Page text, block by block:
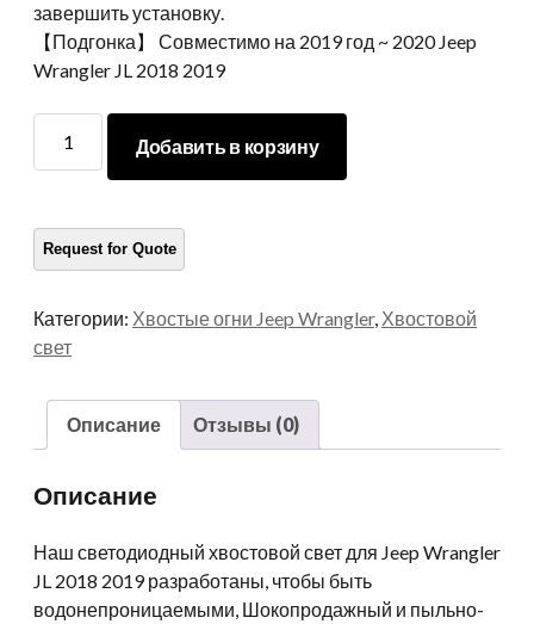
завершить установку.
【Подгонка】 Совместимо на 2019 год ~ 2020 Jeep
Wrangler JL 2018 2019
Jeep
Wrangler
2018
2019
Rubicon
Surrame
количество
Добавить в корзину
Категории: Хвостые огни Jeep Wrangler, Хвостовой
свет
Описание Отзывы (0)
Описание
Наш светодиодный хвостовой свет для Jeep Wrangler
JL 2018 2019 разработаны, чтобы быть
водонепроницаемыми, Шокопродажный и пыльно-